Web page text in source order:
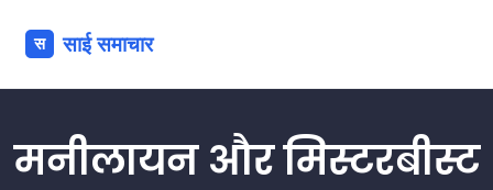
मनीलायन और मिस्टरबीस्ट